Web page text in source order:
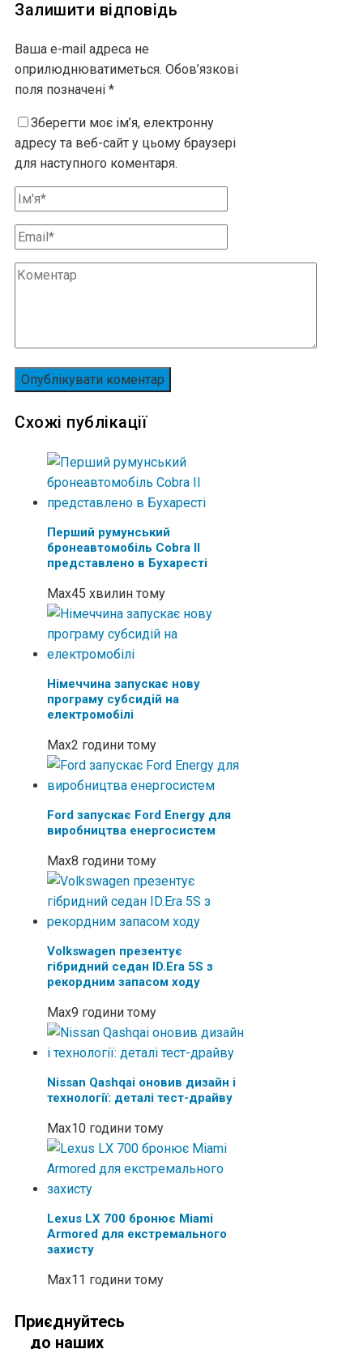
Залишити відповідь
Ваша e-mail адреса не
оприлюднюватиметься. Обов’язкові
поля позначені *
Зберегти моє ім’я, електронну
адресу та веб-сайт у цьому браузері
для наступного коментаря.
Схожі публікації
Перший румунський
бронеавтомобіль Cobra II
представлено в Бухаресті
Max45 хвилин тому
Німеччина запускає нову
програму субсидій на
електромобілі
Max2 години тому
Ford запускає Ford Energy для
виробництва енергосистем
Max8 години тому
Volkswagen презентує
гібридний седан ID.Era 5S з
рекордним запасом ходу
Max9 години тому
Nissan Qashqai оновив дизайн і
технології: деталі тест-драйву
Max10 години тому
Lexus LX 700 бронює Miami
Armored для екстремального
захисту
Max11 години тому
Приєднуйтесь
до наших